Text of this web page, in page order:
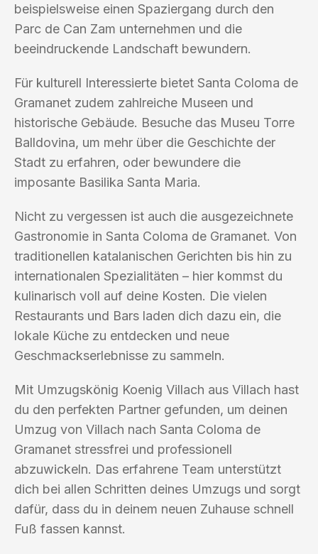
beispielsweise einen Spaziergang durch den
Parc de Can Zam unternehmen und die
beeindruckende Landschaft bewundern.
Für kulturell Interessierte bietet Santa Coloma de
Gramanet zudem zahlreiche Museen und
historische Gebäude. Besuche das Museu Torre
Balldovina, um mehr über die Geschichte der
Stadt zu erfahren, oder bewundere die
imposante Basilika Santa Maria.
Nicht zu vergessen ist auch die ausgezeichnete
Gastronomie in Santa Coloma de Gramanet. Von
traditionellen katalanischen Gerichten bis hin zu
internationalen Spezialitäten – hier kommst du
kulinarisch voll auf deine Kosten. Die vielen
Restaurants und Bars laden dich dazu ein, die
lokale Küche zu entdecken und neue
Geschmackserlebnisse zu sammeln.
Mit Umzugskönig Koenig Villach aus Villach hast
du den perfekten Partner gefunden, um deinen
Umzug von Villach nach Santa Coloma de
Gramanet stressfrei und professionell
abzuwickeln. Das erfahrene Team unterstützt
dich bei allen Schritten deines Umzugs und sorgt
dafür, dass du in deinem neuen Zuhause schnell
Fuß fassen kannst.